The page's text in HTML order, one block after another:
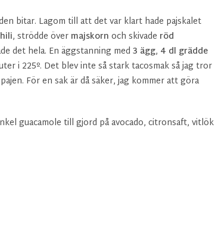
bitar. Lagom till att det var klart hade pajskalet
, strödde över majskorn och skivade röd
det hela. En äggstanning med 3 ägg, 4 dl grädde
i 225º. Det blev inte så stark tacosmak så jag tror
För en sak är då säker, jag kommer att göra
guacamole till gjord på avocado, citronsaft, vitlök